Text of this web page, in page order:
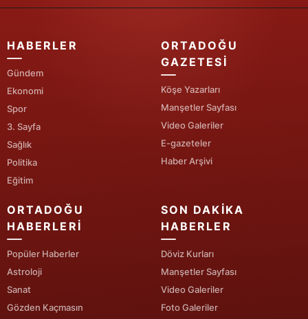
Sivas
Tokat
Trabzon
Tunceli
Şanlıurfa
Yozgat
Zonguldak
Aksaray
HABERLER
Gündem
Ekonomi
Spor
3. Sayfa
Sağlık
Politika
Eğitim
ORTADOĞU
GAZETESI
Köşe Yazarları
Manşetler Sayfası
Video Galeriler
E-gazeteler
Haber Arşivi
ORTADOĞU
HABERLERI
Popüler Haberler
Astroloji
Sanat
Gözden Kaçmasın
SON DAKIKA
HABERLER
Döviz Kurları
Manşetler Sayfası
Video Galeriler
Foto Galeriler